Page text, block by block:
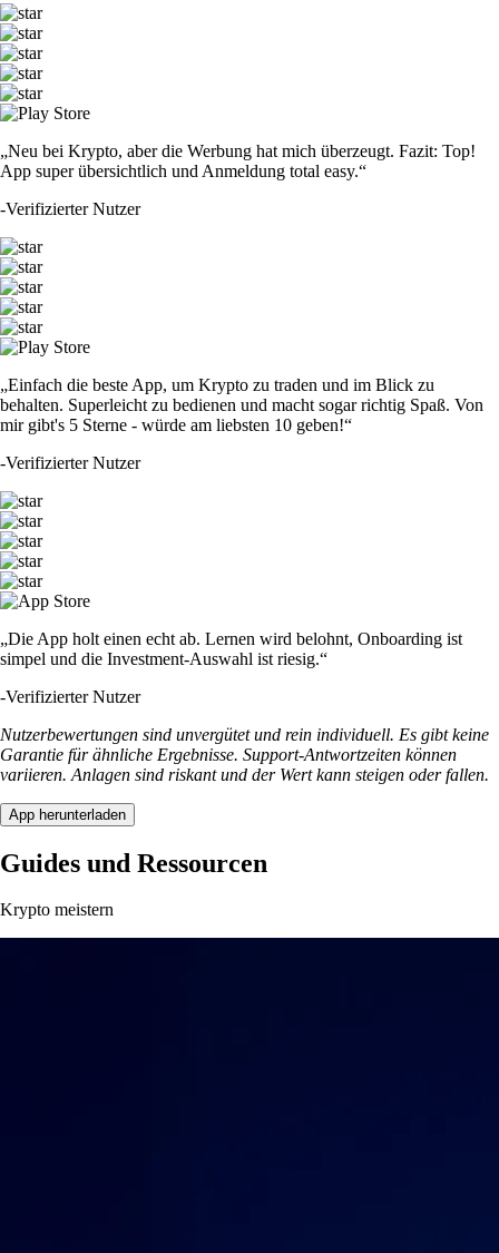
„Neu bei Krypto, aber die Werbung hat mich überzeugt. Fazit: Top!
App super übersichtlich und Anmeldung total easy.“
-Verifizierter Nutzer
„Einfach die beste App, um Krypto zu traden und im Blick zu
behalten. Superleicht zu bedienen und macht sogar richtig Spaß. Von
mir gibt's 5 Sterne - würde am liebsten 10 geben!“
-Verifizierter Nutzer
„Die App holt einen echt ab. Lernen wird belohnt, Onboarding ist
simpel und die Investment-Auswahl ist riesig.“
-Verifizierter Nutzer
Nutzerbewertungen sind unvergütet und rein individuell. Es gibt keine
Garantie für ähnliche Ergebnisse. Support-Antwortzeiten können
variieren. Anlagen sind riskant und der Wert kann steigen oder fallen.
App herunterladen
Guides und Ressourcen
Krypto meistern